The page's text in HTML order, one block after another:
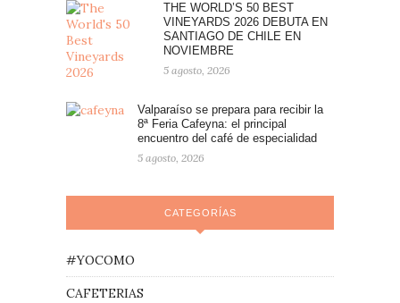
THE WORLD’S 50 BEST
VINEYARDS 2026 DEBUTA EN
SANTIAGO DE CHILE EN
NOVIEMBRE
5 agosto, 2026
Valparaíso se prepara para recibir la
8ª Feria Cafeyna: el principal
encuentro del café de especialidad
5 agosto, 2026
CATEGORÍAS
#YOCOMO
CAFETERIAS